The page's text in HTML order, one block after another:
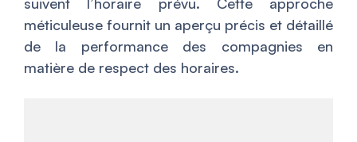
méticuleuse fournit un aperçu précis et détaillé
de la performance des compagnies en
matière de respect des horaires.